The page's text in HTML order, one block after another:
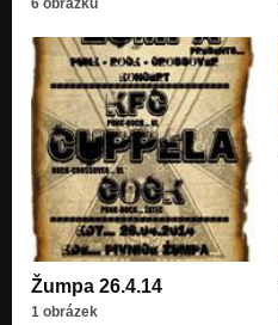
6 obrázků
Žumpa 26.4.14
1 obrázek